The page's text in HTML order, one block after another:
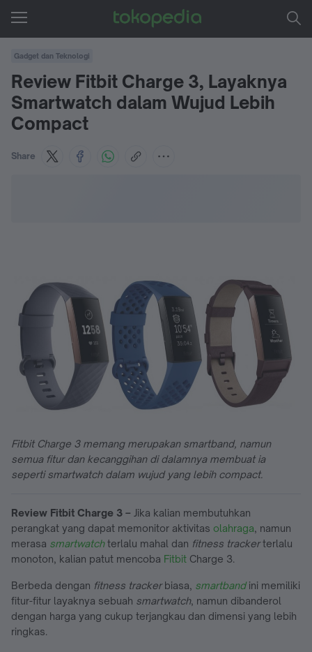
Gadget dan Teknologi
Review Fitbit Charge 3, Layaknya
Smartwatch dalam Wujud Lebih
Compact
Share
Fitbit Charge 3 memang merupakan smartband, namun
semua fitur dan kecanggihan di dalamnya membuat ia
seperti smartwatch dalam wujud yang lebih compact.
Review Fitbit Charge 3 – Jika kalian membutuhkan
perangkat yang dapat memonitor aktivitas olahraga, namun
merasa smartwatchterlalu mahal dan fitness trackerterlalu
monoton, kalian patut mencoba Fitbit Charge 3.
Berbeda dengan fitness trackerbiasa, smartbandini memiliki
fitur-fitur layaknya sebuah smartwatch, namun dibanderol
dengan harga yang cukup terjangkau dan dimensi yang lebih
ringkas.